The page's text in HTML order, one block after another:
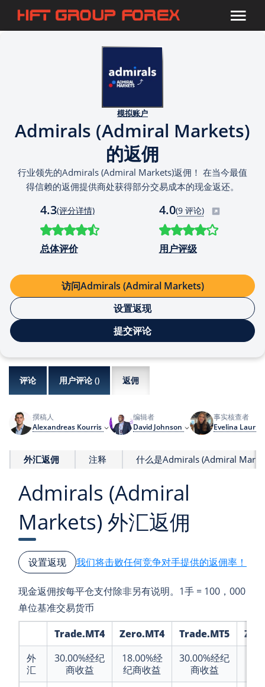
模拟账户
Admirals (Admiral Markets)
的返佣
行业领先的Admirals (Admiral Markets)返佣！ 在当今最值
得信赖的返佣提供商处获得部分交易成本的现金返还。
4.3(评分详情)
总体评价
4.0(9 评论)
用户评级
访问Admirals (Admiral Markets)
设置返现
提交评论
评论 用户评论 () 返佣
撰稿人
Alexandreas Kourris
编辑者
David Johnson
事实核查者
Evelina
外汇返佣 注释 什么是Admirals (Admiral
Admirals (Admiral
Markets) 外汇返佣
设置返现 我们将击败任何竞争对手提供的返佣率！
现金返佣按每平仓支付除非另有说明。1手 = 100，000
单位基准交易货币
Trade.MT4
Zero.MT4 Trade.MT5
外
汇
30.00%经纪
商收益
18.00%经
纪商收益
30.00%经纪
商收益